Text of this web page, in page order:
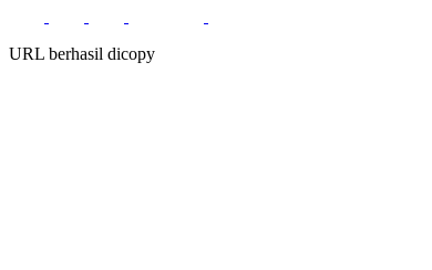
URL berhasil dicopy